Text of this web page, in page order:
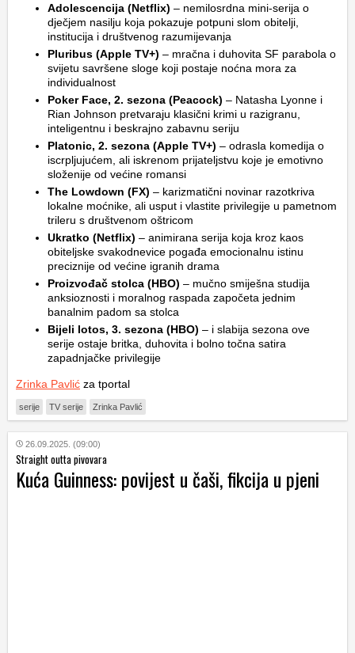
Adolescencija (Netflix) – nemilosrdna mini-serija o
dječjem nasilju koja pokazuje potpuni slom obitelji,
institucija i društvenog razumijevanja
Pluribus (Apple TV+) – mračna i duhovita SF parabola o
svijetu savršene sloge koji postaje noćna mora za
individualnost
Poker Face, 2. sezona (Peacock) – Natasha Lyonne i
Rian Johnson pretvaraju klasični krimi u razigranu,
inteligentnu i beskrajno zabavnu seriju
Platonic, 2. sezona (Apple TV+) – odrasla komedija o
iscrpljujućem, ali iskrenom prijateljstvu koje je emotivno
složenije od većine romansi
The Lowdown (FX) – karizmatični novinar razotkriva
lokalne moćnike, ali usput i vlastite privilegije u pametnom
trileru s društvenom oštricom
Ukratko (Netflix) – animirana serija koja kroz kaos
obiteljske svakodnevice pogađa emocionalnu istinu
preciznije od većine igranih drama
Proizvođač stolca (HBO) – mučno smiješna studija
anksioznosti i moralnog raspada započeta jednim
banalnim padom sa stolca
Bijeli lotos, 3. sezona (HBO) – i slabija sezona ove
serije ostaje britka, duhovita i bolno točna satira
zapadnjačke privilegije
Zrinka Pavlić za tportal
serije TV serije Zrinka Pavlić
26.09.2025. (09:00)
Straight outta pivovara
Kuća Guinness: povijest u čaši, fikcija u pjeni